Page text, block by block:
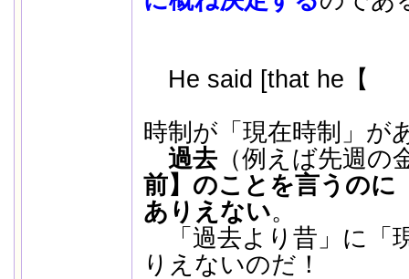
He said [that he
時制が「現在時制」が
過去（例えば先週の
前】のことを言うのに
ありえない。
「過去より昔」に「
りえないのだ！